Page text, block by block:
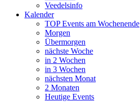
Veedelsinfo
Kalender
TOP Events am Wochenende
Morgen
Übermorgen
nächste Woche
in 2 Wochen
in 3 Wochen
nächsten Monat
2 Monaten
Heutige Events